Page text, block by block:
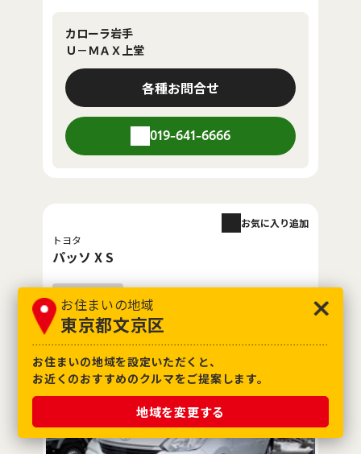
お住まいの地域
東京都文京区
お住まいの地域を設定いただくと、
お近くのおすすめのクルマをご提案します。
地域を変更する
カローラ岩手
Ｕ－ＭＡＸ上堂
各種お問合せ
019-641-6666
トヨタ
パッソ X S
お気に入り追加
Ｕ－ＭＡＸ上堂 国道４号線沿い運動公園北口そ
ば！